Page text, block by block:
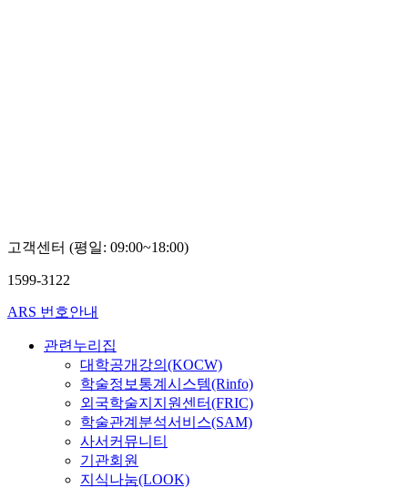
고객센터 (평일: 09:00~18:00)
1599-3122
ARS 번호안내
관련누리집
대학공개강의(KOCW)
학술정보통계시스템(Rinfo)
외국학술지지원센터(FRIC)
학술관계분석서비스(SAM)
사서커뮤니티
기관회원
지식나눔(LOOK)